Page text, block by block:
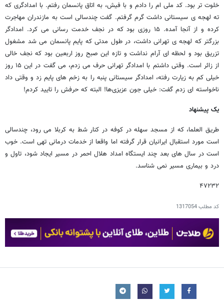
خلوت تر بود. کد ملی ام را دادم و با فیش، به اتاق پانسمان رفتم. با امدادگری که
ته لهجه ی سیستانی داشت گرم گرفتم. گفت چندسالی است به مازندران مهاجرت
کرده و از آنجا آمده. ۱۵ روزی بود که در نجف خدمت رسانی می کرد. امدادگر
بزرگتر که لهجه ی تهرانی داشت، در طول مدتی که پایم پانسمان می شد مشغول
تزریق بود و لحظه ای آرام نداشت و تازه این صبح روز اربعین بود که نجف خالی
از زائر است. وقتی داشتم با امدادگر تهرانی حرف می زدم، می گفت در این ۱۵ روز
خیلی کم به زیارت رفته، امدادگر سیستانی پنبه را به زخم های پایم زد و وقتی داد
ناخواسته ای زدم گفت: خیلی جون عزیزی‌ها! البته که حرفش را تایید کردم!
یک پیشنهاد
طریق العلما، که از مسجد سهله در کوفه در کنار شط به کربلا می رود، چندسالی
است مورد استقبال ایرانیان قرار گرفته اما واقعا از خدمات درمانی تهی است. خوب
است در سال های بعد چند ایستگاه امداد هلال احمر در مسیر ایجاد شود، تاول و
درد و بیماری مسیر نمی شناسد.
۴۷۲۳۲
کد مطلب1317054